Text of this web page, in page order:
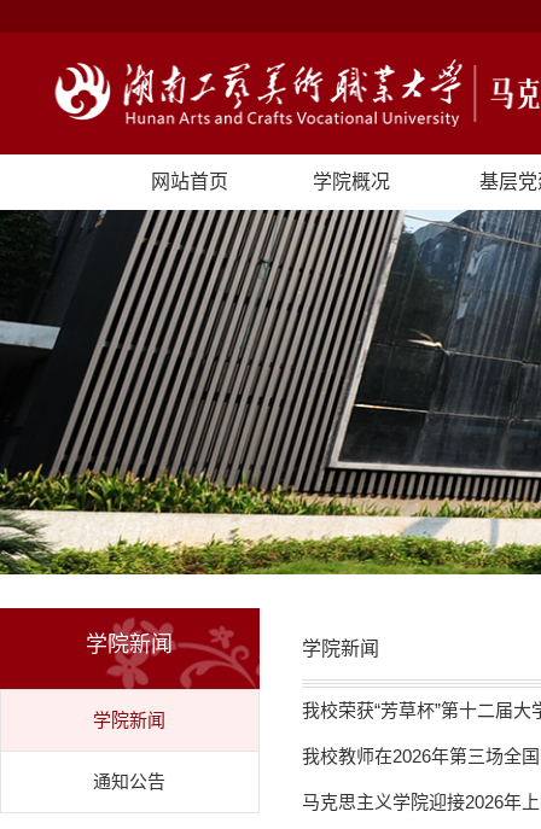
网站首页 学院概况 基层党
学院新闻
学院新闻
通知公告
学院新闻
我校荣获“芳草杯”第十二届
我校教师在2026年第三场全
马克思主义学院迎接2026年